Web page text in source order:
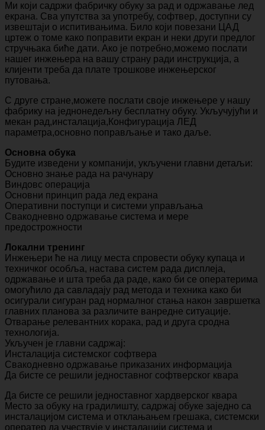
Ми који садржи фабричку обуку за рад и одржавање лед
екрана. Сва упутства за употребу, софтвер, доступни су
извештаји о испитивањима. Било који повезани ЦАД
цртеж о томе како поправити екран и неки други предлог
стручњака биће дати. Ако је потребно,можемо послати
нашег инжењера на вашу страну ради инструкција, а
клијенти треба да плате трошкове инжењерског
путовања.
С друге стране,можете послати своје инжењере у нашу
фабрику на једнонедељну бесплатну обуку. Укључујући и
мекан рад,инсталација,Конфигурација ЛЕД
параметра,основно поправљање и тако даље.
Основна обука
Будите изведени у компанији, укључени главни детаљи:
Основно знање рада на рачунару
Виндовс операција
Основни принцип рада лед екрана
Оперативни поступци и системи управљања
Свакодневно одржавање система и мере
предострожности
Локални тренинг
Инжењери ће на лицу места спровести обуку купаца и
техничког особља, настава систем рада дисплеја,
одржавање и шта треба да раде, како би се оператерима
омогућило да савладају рад метода и техника како би
осигурали сигуран рад нормалног стања након завршетка
главних планова за различите ванредне ситуације.
Отварање релевантних корака, рад и друга сродна
технологија.
Укључен је главни садржај:
Инсталација системског софтвера
Свакодневно одржавање приказаних информација
Да бисте се решили једноставног софтверског квара
Да бисте се решили једноставног хардверског квара
Место за обуку на градилишту, садржај обуке заједно са
инсталацијом система и отклањањем грешака, системски
оператер да учествује у инсталацији система и